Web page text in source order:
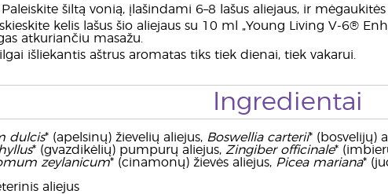
šiltą vonią, įlašindami 6–8 lašus aliejaus, ir
kelis lašus šio aliejaus su 10 ml „Young Living V-6®
atkuriančiu masažu.
išliekantis aštrus aromatas tiks tiek dienai, tiek vakarui.
Ingredientai
dulcis* (apelsinų) žievelių aliejus, Boswellia carterii* (bosvelijų)
* (gvazdikėlių) pumpurų aliejus, Zingiber officinale*
zeylanicum* (cinamonų) žievės aliejus, Picea mariana*
aliejus